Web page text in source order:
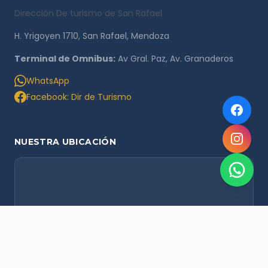
Dirección De turismo de San Rafael
H. Yrigoyen 1710, San Rafael, Mendoza
Terminal de Omnibus: Av Gral. Paz, Av. Granaderos
WhatsApp
Facebook: Dir de Turismo
NUESTRA UBICACIÓN